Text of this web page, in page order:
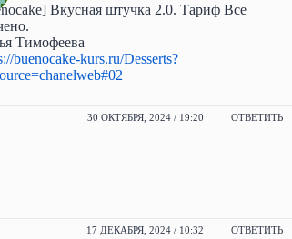
Вкусная штучка 2.0. Тариф Все
Тимофеева
buenocake-kurs.ru/Desserts?
30 ОКТЯБРЯ, 2024 / 19:20 ОТВЕТИТЬ
17 ДЕКАБРЯ, 2024 / 10:32 ОТВЕТИТЬ